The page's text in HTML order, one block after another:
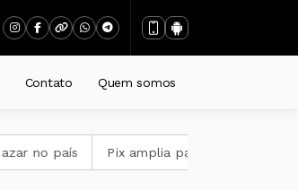
Contato Quem somos
Pix amplia participação nos pagamentos